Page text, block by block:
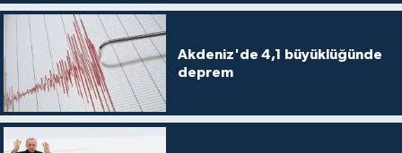
Akdeniz'de 4,1 büyüklüğünde
deprem